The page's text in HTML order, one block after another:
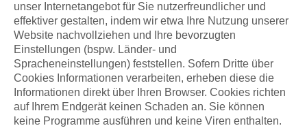
unser Internetangebot für Sie nutzerfreundlicher und
effektiver gestalten, indem wir etwa Ihre Nutzung unserer
Website nachvollziehen und Ihre bevorzugten
Einstellungen (bspw. Länder- und
Spracheneinstellungen) feststellen. Sofern Dritte über
Cookies Informationen verarbeiten, erheben diese die
Informationen direkt über Ihren Browser. Cookies richten
auf Ihrem Endgerät keinen Schaden an. Sie können
keine Programme ausführen und keine Viren enthalten.